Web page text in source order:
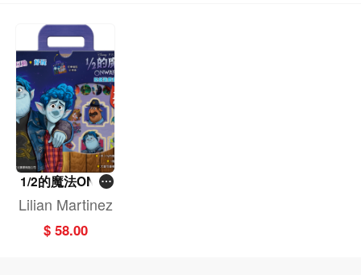
1/2的魔法ONW
ARD [貼紙遊戲
Lilian Martinez
$ 58.00